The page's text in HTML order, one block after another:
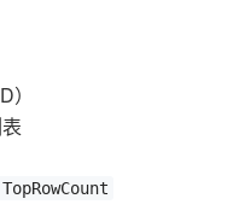
）
TopRowCount